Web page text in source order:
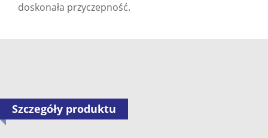
doskonała przyczepność.
Szczegóły produktu